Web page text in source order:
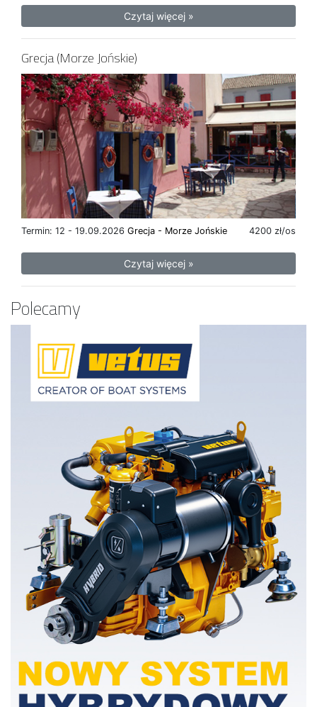
Czytaj więcej »
Grecja (Morze Jońskie)
Termin: 12 - 19.09.2026 4200 zł/os
Grecja - Morze Jońskie
Czytaj więcej »
Polecamy